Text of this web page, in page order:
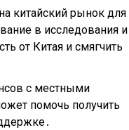
китайский рынок для
в исследования и
от Китая и смягчить
с местными
помочь получить